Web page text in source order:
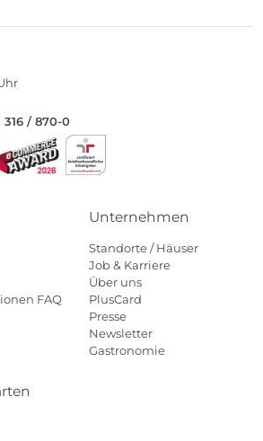
316 / 870-0
FAQ
Unternehmen
Standorte / Häuser
Job & Karriere
Über uns
PlusCard
Presse
Newsletter
Gastronomie